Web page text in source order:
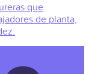
que
de planta,